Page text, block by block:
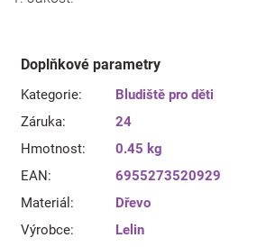
Doplňkové parametry
Kategorie:
Bludiště pro děti
Záruka:
24
Hmotnost:
0.45 kg
EAN:
6955273520929
Materiál :
Dřevo
Výrobce:
Lelin